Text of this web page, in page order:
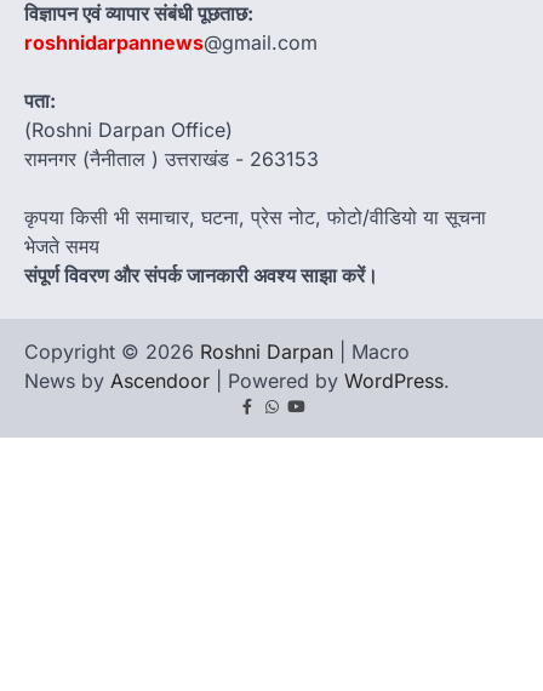
विज्ञापन एवं व्यापार संबंधी पूछताछ:
roshnidarpannews@gmail.com
पता:
(Roshni Darpan Office)
रामनगर (नैनीताल ) उत्तराखंड - 263153
कृपया किसी भी समाचार, घटना, प्रेस नोट, फोटो/वीडियो या सूचना
भेजते समय
संपूर्ण विवरण और संपर्क जानकारी अवश्य साझा करें।
Copyright © 2026 Roshni Darpan | Macro
News by Ascendoor | Powered by WordPress.
Facebook
Whatsapp
youtube